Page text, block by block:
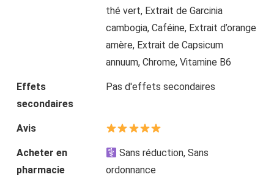
thé vert, Extrait de Garcinia
cambogia, Caféine, Extrait d’orange
amère, Extrait de Capsicum
annuum, Chrome, Vitamine B6
Effets
secondaires
Pas d'effets secondaires
Avis
Acheter en
pharmacie
Sans réduction, Sans
ordonnance